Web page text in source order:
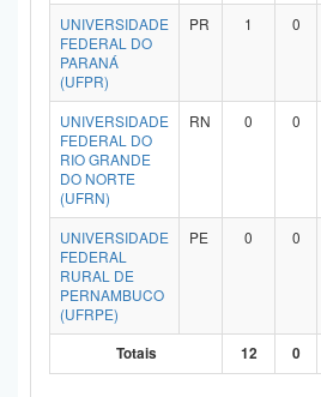
UNIVERSIDADE
FEDERAL DO
PARANÁ
(UFPR)
PR 1 0
UNIVERSIDADE
FEDERAL DO
RIO GRANDE
DO NORTE
(UFRN)
RN 0 0
UNIVERSIDADE
FEDERAL
RURAL DE
PERNAMBUCO
(UFRPE)
PE 0 0
Totais 12 0